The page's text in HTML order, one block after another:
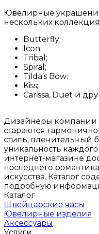
Ювелирные
нескольких
Butterfly;
Icon;
Tribal;
Spiral;
Tilda’s Bow;
Kiss;
Carissa, Duet и
Дизайнеры компании
стараются
стиль, пленительный
уникальность
интернет-магазине
последнего
искусства. Каталог
подробную
Каталог
Швейцарские часы
Ювелирные изделия
Аксессуары